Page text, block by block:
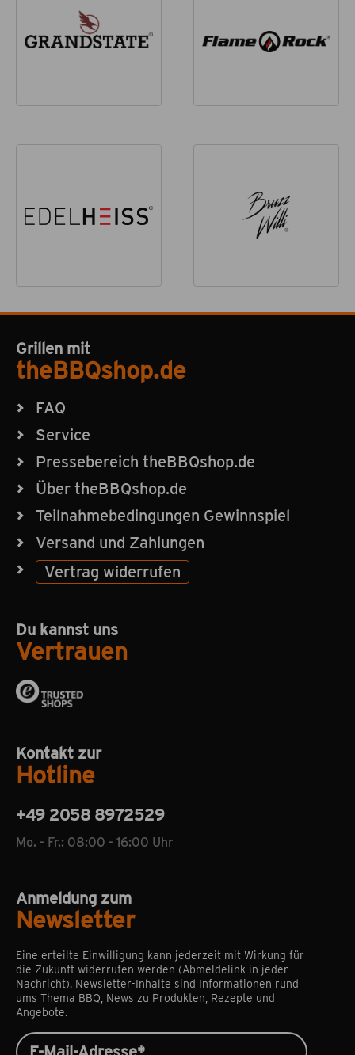
Grillen mit
theBBQshop.de
FAQ
Service
Pressebereich theBBQshop.de
Über theBBQshop.de
Teilnahmebedingungen Gewinnspiel
Versand und Zahlungen
Vertrag widerrufen
Du kannst uns
Vertrauen
Kontakt zur
Hotline
+49 2058 8972529
Mo. - Fr.: 08:00 - 16:00 Uhr
Anmeldung zum
Newsletter
Eine erteilte Einwilligung kann jederzeit mit Wirkung für
die Zukunft widerrufen werden (Abmeldelink in jeder
Nachricht). Newsletter-Inhalte sind Informationen rund
ums Thema BBQ, News zu Produkten, Rezepte und
Angebote.